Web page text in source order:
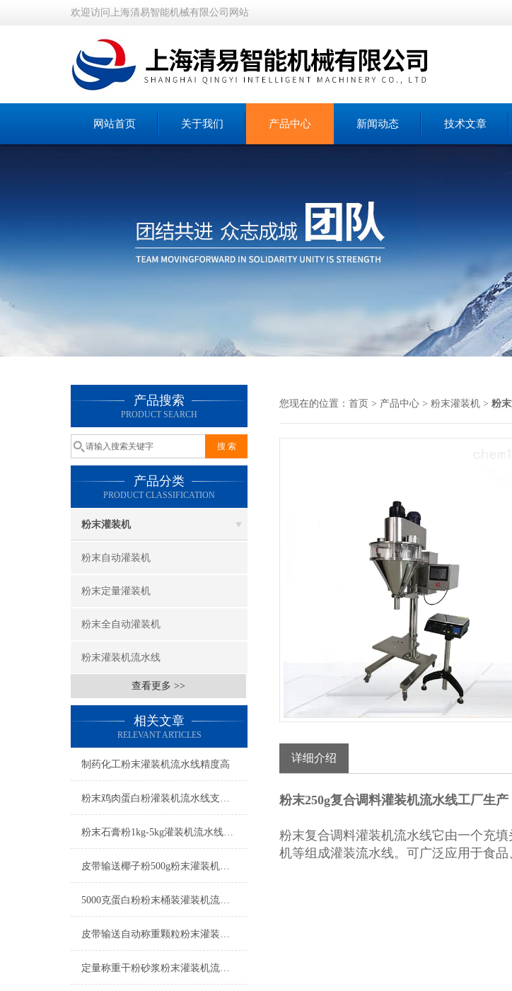
欢迎访问上海清易智能机械有限公司网站
网站首页 关于我们 产品中心 新闻动态 技术文章
产品搜索
PRODUCT SEARCH
产品分类
PRODUCT CLASSIFICATION
粉末灌装机
粉末自动灌装机
粉末定量灌装机
粉末全自动灌装机
粉末灌装机流水线
查看更多 >>
相关文章
RELEVANT ARTICLES
制药化工粉末灌装机流水线精度高
粉末鸡肉蛋白粉灌装机流水线支持定制
粉末石膏粉1kg-5kg灌装机流水线工厂生产
皮带输送椰子粉500g粉末灌装机流水线
5000克蛋白粉粉末桶装灌装机流水线简介
皮带输送自动称重颗粒粉末灌装机流水线
定量称重干粉砂浆粉末灌装机流水线简介
您现在的位置： 首页 > 产品中心 > 粉末灌装机 > 粉
详细介绍
粉末250g复合调料灌装机流水线工厂生产
粉末复合调料灌装机流水线它由一个充
机等组成灌装流水线。可广泛应用于食